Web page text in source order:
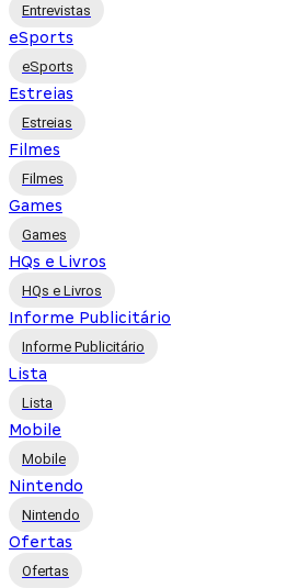
Entrevistas
eSports
eSports
Estreias
Estreias
Filmes
Filmes
Games
Games
HQs e Livros
HQs e Livros
Informe Publicitário
Informe Publicitário
Lista
Lista
Mobile
Mobile
Nintendo
Nintendo
Ofertas
Ofertas